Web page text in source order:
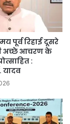
पूर्व रिहाई दूसरे
अच्छे आचरण के
:
यादव